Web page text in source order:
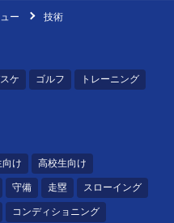
ー 技術
ケ ゴルフ トレーニング
向け 高校生向け
守備 走塁 スローイング
コンディショニング